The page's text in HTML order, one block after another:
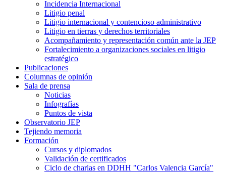
Incidencia Internacional
Litigio penal
Litigio internacional y contencioso administrativo
Litigio en tierras y derechos territoriales
Acompañamiento y representación común ante la JEP
Fortalecimiento a organizaciones sociales en litigio
estratégico
Publicaciones
Columnas de opinión
Sala de prensa
Noticias
Infografías
Puntos de vista
Observatorio JEP
Tejiendo memoria
Formación
Cursos y diplomados
Validación de certificados
Ciclo de charlas en DDHH "Carlos Valencia García"